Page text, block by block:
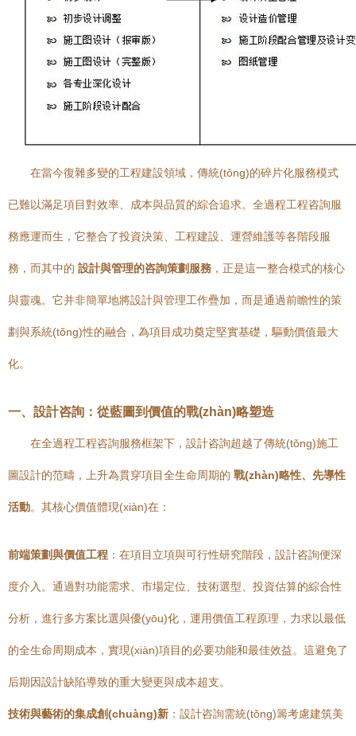
在當今復雜多變的工程建設領域，傳統(tǒng)的碎片化服務模式
已難以滿足項目對效率、成本與品質的綜合追求。全過程工程咨詢服
務應運而生，它整合了投資決策、工程建設、運營維護等各階段服
務，而其中的 設計與管理的咨詢策劃服務 ，正是這一整合模式的核心
與靈魂。它并非簡單地將設計與管理工作疊加，而是通過前瞻性的策
劃與系統(tǒng)性的融合，為項目成功奠定堅實基礎，驅動價值最大
化。
一、設計咨詢：從藍圖到價值的戰(zhàn)略塑造
在全過程工程咨詢服務框架下，設計咨詢超越了傳統(tǒng)施工
圖設計的范疇，上升為貫穿項目全生命周期的 戰(zhàn)略性、先導性
活動。其核心價值體現(xiàn)在：
前端策劃與價值工程 ：在項目立項與可行性研究階段，設計咨詢便深
度介入。通過對功能需求、市場定位、技術選型、投資估算的綜合性
分析，進行多方案比選與優(yōu)化，運用價值工程原理，力求以最低
的全生命周期成本，實現(xiàn)項目的必要功能和最佳效益。這避免了
后期因設計缺陷導致的重大變更與成本超支。
技術與藝術的集成創(chuàng)新 ：設計咨詢需統(tǒng)籌考慮建筑美